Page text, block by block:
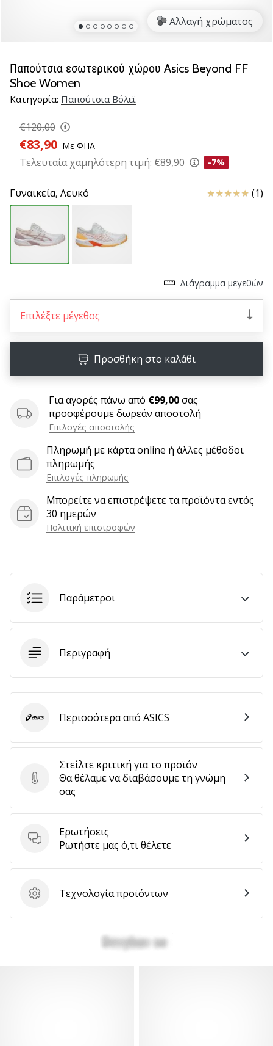
βόλεϊ
όπως
εμείς;
μαζί
μας
πρεσβευτής
μάρκας
μας.
11. 8. 2022
•
Πρόγραμμα
Συνεργατών
Έχετε
σας
ιστότοπο,
ιστολόγιο,
σελίδα
Facebook
ή
φόρουμ
Αφήστε
τα
έσοδα.
όλων
άρθρων
Αλλαγή χρώματος
Παπούτσια εσωτερικού χώρου Asics Beyond FF
Shoe Women
Κατηγορία: Παπούτσια Βόλεϊ
€120,00
€83,90 Με ΦΠΑ
Τελευταία χαμηλότερη τιμή: €89,90 -7%
Γυναικεία, Λευκό Κριτικές (1)
Διάγραμμα μεγεθών
Επιλέξτε μέγεθος
Προσθήκη στο καλάθι
Για αγορές πάνω από €99,00σας
προσφέρουμε δωρεάν αποστολή
Επιλογές αποστολής
Πληρωμή με κάρτα online ή άλλες μέθοδοι
πληρωμής
Επιλογές πληρωμής
Μπορείτε να επιστρέψετε τα προϊόντα εντός
30 ημερών
Πολιτική επιστροφών
Παράμετροι
Περιγραφή
Στείλτε κριτική για το προϊόν
Στείλτε κριτική για το προϊόν
Θα θέλαμε να διαβάσουμε τη γνώμη
σας
Ερωτήσεις
Ερωτήσεις
Ρωτήστε μας ό,τι θέλετε
Τεχνολογία προϊόντων
Τεχνολογία προϊόντων
ASICSΠερισσότερα από ASICS